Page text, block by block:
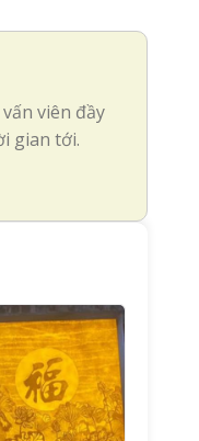
viên đầy
gian tới.